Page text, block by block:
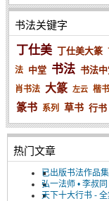
书法关键字
丁仕美 丁仕美大篆
法 中堂 书法 书法
肖书法 大篆 左云 楷书
篆书 系列 草书 行书
热门文章
已出版书法作品
弘一法师 • 李叔
天下十大行书 -